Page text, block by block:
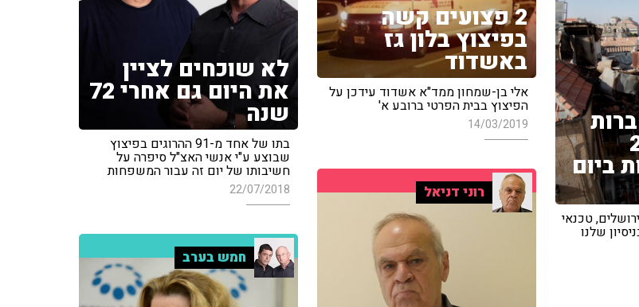
2 פצועים קשה
בפיצוץ בלון גז
באשדוד
אלי בן-שמחון ממד"א אשדוד עידכן על
הפיצוץ בבית הפרטי ברובע א'
14/03/2019
לא שוכחים לציין
את היום גם אחרי 72
שנה
בתו של אחד מ-91 ההרוגים בפיצוץ
שבוצע ע"י אנשי האצ"ל סיפרה על
חשיבותו של יום זה עבור המשפחות
22/07/2018
20
ביום
טכנאי
שלנו
רוני דניאל
חמש בערב